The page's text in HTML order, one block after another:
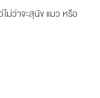
ม่ว่าจะสุนัข แมว หรือ